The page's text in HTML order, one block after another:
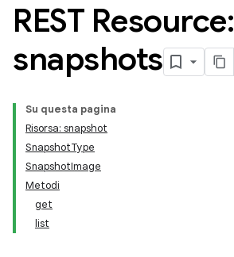
REST Resource:
snapshots
Su questa pagina
Risorsa: snapshot
SnapshotType
SnapshotImage
Metodi
get
list